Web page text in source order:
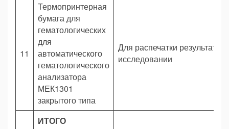
11
Термопринтерная
бумага для
гематологических
для
автоматического
гематологического
анализатора
МЕК1301
закрытого типа
Для распечатки результатов
исследовании
ИТОГО